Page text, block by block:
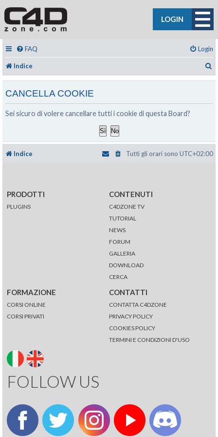
LOGIN
FAQ Login
Indice
CANCELLA COOKIE
Sei sicuro di volere cancellare tutti i cookie di questa Board?
Indice Tutti gli orari sono UTC+02:00
PRODOTTI
PLUGINS
CONTENUTI
C4DZONE TV
TUTORIAL
NEWS
FORUM
GALLERIA
DOWNLOAD
CERCA
FORMAZIONE
CORSI ONLINE
CORSI PRIVATI
CONTATTI
CONTATTA C4DZONE
PRIVACY POLICY
COOKIES POLICY
TERMINI E CONDIZIONI D'USO
FOLLOW US